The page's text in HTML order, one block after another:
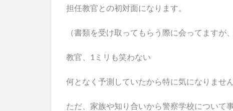
担任教官との初対面になります。
（書類を受け取ってもらう際に会ってますが
教官、1ミリも笑わない
何となく予測していたから特に気になりませ
ただ、家族や知り合いから警察学校について